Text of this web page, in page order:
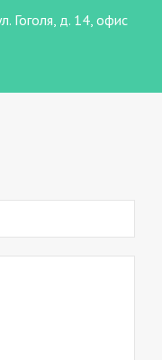
Гоголя, д. 14, офис